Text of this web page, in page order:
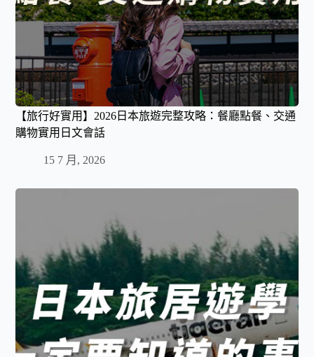
【旅行好實用】2026日本旅遊完整攻略：餐廳點餐、交通
購物實用日文會話
15 7 月, 2026